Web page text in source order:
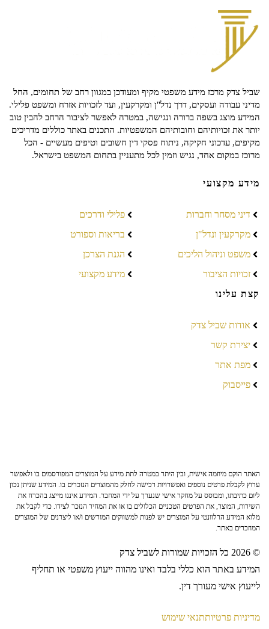
שביל צדק מרכז מידע משפטי מקיף ומעודכן במגוון רחב של תחומים, החל
מדיני עבודה ועסקים, דרך נדל"ן ומקרקעין, ועד לזכויות אזרח ומשפט פלילי.
המידע מוצג בשפה ברורה ונגישה, במטרה לאפשר לציבור הרחב להבין טוב
יותר את זכויותיהם וחובותיהם המשפטיות. התכנים באתר כוללים מדריכים
מקיפים, עדכוני חקיקה, ניתוח פסקי דין חשובים וטיפים מעשיים - הכל
מרוכז במקום אחד, נגיש וזמין לכל מתעניין בתחום המשפט בישראל.
מידע מקצועי
דיני מסחר וחברות
מקרקעין ונדל"ן
משפט וניהול הליכים
זכויות הציבור
פלילי ודרכים
בריאות וספורט
הגנת הצרכן
מידע מקצועי
קצת עלינו
אודות שביל צדק
יצירת קשר
מפת אתר
פייסבוק
האתר הוקם מיוזמה אישית, ובין היתר במטרה לתת מידע על המוצרים המפורסמים בו ולאפשר
ערוץ לקבלת פרטים נוספים ואפשרויות רכישה לחלק מהמוצרים הנזכרים בו. המידע שניתן נכון
ליום כתיבתו, ומבוסס על מחקר אישי שנערך על ידי המחבר. המידע איננו מייצג בהכרח את
השירות, המוצר, את הפרטים הטכניים הכלולים בו או את המחיר הנזכר לצידו. כדי לקבל את
מלוא המידע הרלוונטי על המוצרים יש לפנות למשווקים המורשים ו/או ליצרנים של המוצרים
המוזכרים באתר.
© 2026 כל הזכויות שמורות לשביל צדק
המידע באתר הוא כללי בלבד ואינו מהווה ייעוץ משפטי או תחליף
לייעוץ אישי מעורך דין.
מדיניות פרטיותתנאי שימוש